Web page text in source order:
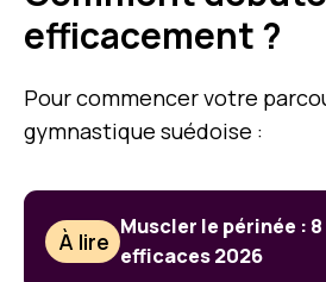
efficacement ?
Pour commencer votre
gymnastique suédoise :
À lire
Muscler le périnée :
efficaces 2026